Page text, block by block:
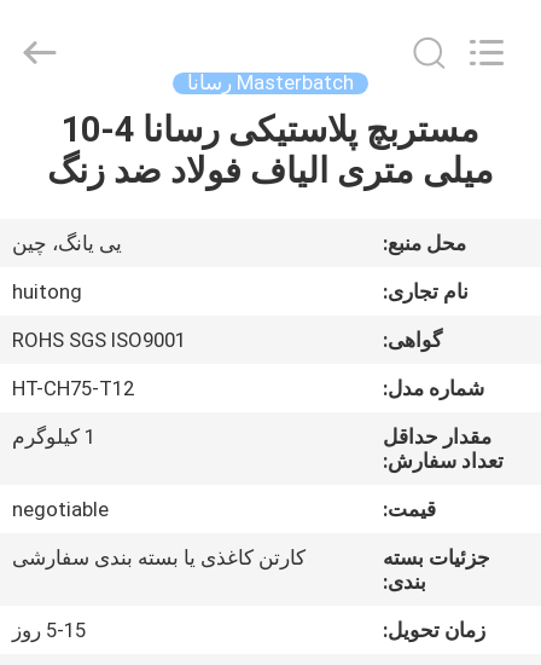
صفحه
اصلی
محصولات
نمایش
Materials
Masterbatch رسانا
مستربچ پلاستیکی رسانا 4-10
میلی متری الیاف فولاد ضد زنگ
محل منبع:
یی یانگ، چین
نام تجاری:
huitong
گواهی:
ROHS SGS ISO9001
شماره مدل:
HT-CH75-T12
مقدار حداقل
تعداد سفارش:
1 کیلوگرم
قیمت:
negotiable
جزئیات بسته
بندی:
کارتن کاغذی یا بسته بندی سفارشی
زمان تحویل:
5-15 روز